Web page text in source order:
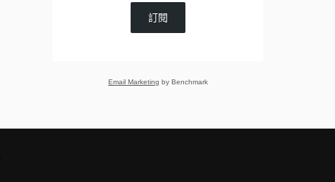
訂閱
Email Marketing by Benchmark